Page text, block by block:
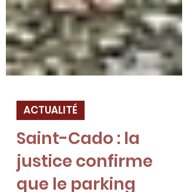
ACTUALITÉ
Saint-Cado : la